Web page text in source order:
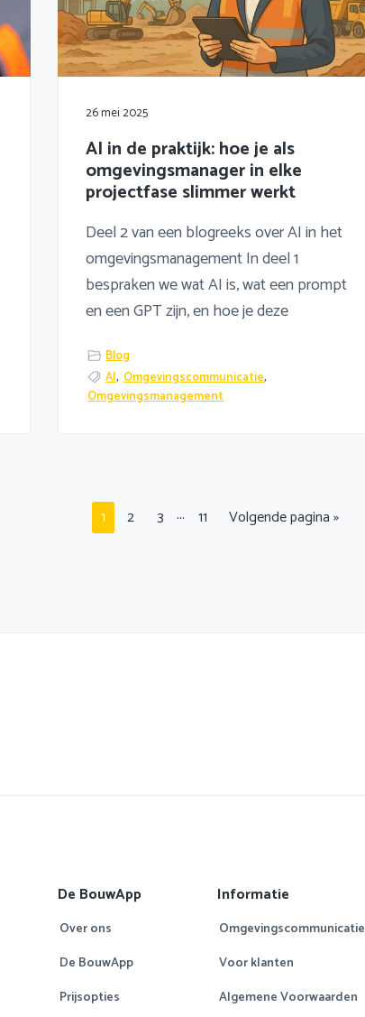
26 mei 2025
AI in de praktijk: hoe je als
omgevingsmanager in elke
projectfase slimmer werkt
Deel 2 van een blogreeks over AI in het
omgevingsmanagement In deel 1
bespraken we wat AI is, wat een prompt
en een GPT zijn, en hoe je deze
Blog
AI, Omgevingscommunicatie,
Omgevingsmanagement
Pagina
1 Pagina
2 Pagina
3 Interim
… Pagina
11
Ga
Volgende pagina »
De BouwApp
Over ons
De BouwApp
Prijsopties
Informatie
Omgevingscommunicatie
Voor klanten
Algemene Voorwaarden